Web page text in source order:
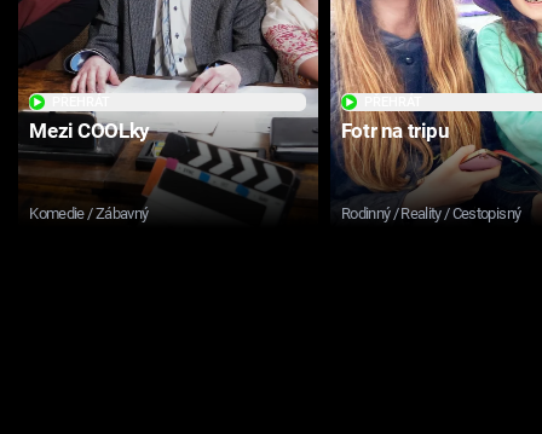
Mezi COOLky
Komedie / Zábavný
Fotr na tripu
Rodinný / Reality / Cestopisný